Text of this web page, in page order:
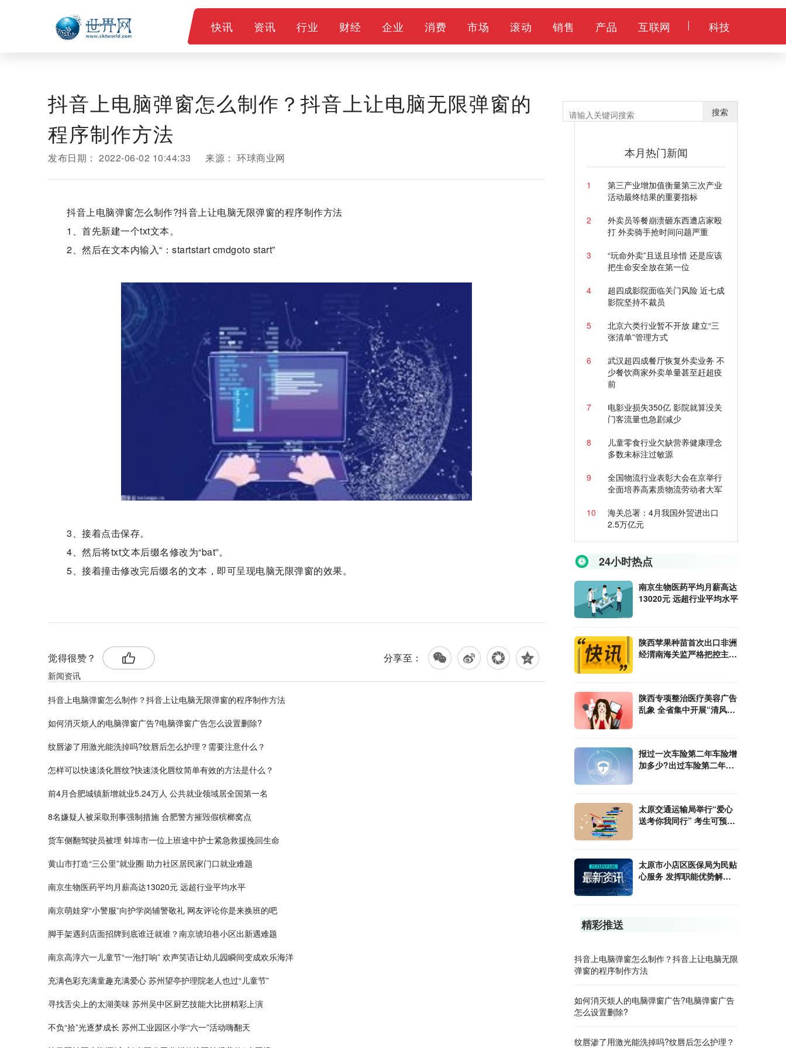
快讯 资讯 行业 财经 企业 消费 市场 滚动 销售 产品 互联网 科技
抖音上电脑弹窗怎么制作？抖音上让电脑无限弹窗的
程序制作方法
发布日期： 2022-06-02 10:44:33 来源： 环球商业网
抖音上电脑弹窗怎么制作?抖音上让电脑无限弹窗的程序制作方法
1、首先新建一个txt文本。
2、然后在文本内输入“：startstart cmdgoto start”
3、接着点击保存。
4、然后将txt文本后缀名修改为“bat”。
5、接着撞击修改完后缀名的文本，即可呈现电脑无限弹窗的效果。
觉得很赞？ 分享至：
新闻资讯
抖音上电脑弹窗怎么制作？抖音上让电脑无限弹窗的程序制作方法
如何消灭烦人的电脑弹窗广告?电脑弹窗广告怎么设置删除?
纹唇渗了用激光能洗掉吗?纹唇后怎么护理？需要注意什么？
怎样可以快速淡化唇纹?快速淡化唇纹简单有效的方法是什么？
前4月合肥城镇新增就业5.24万人 公共就业领域居全国第一名
8名嫌疑人被采取刑事强制措施 合肥警方摧毁假槟榔窝点
货车侧翻驾驶员被埋 蚌埠市一位上班途中护士紧急救援挽回生命
黄山市打造“三公里”就业圈 助力社区居民家门口就业难题
南京生物医药平均月薪高达13020元 远超行业平均水平
南京萌娃穿“小警服”向护学岗辅警敬礼 网友评论你是来换班的吧
脚手架遇到店面招牌到底谁迁就谁？南京琥珀巷小区出新遇难题
南京高淳六一儿童节“一泡打响” 欢声笑语让幼儿园瞬间变成欢乐海洋
充满色彩充满童趣充满爱心 苏州望亭护理院老人也过“儿童节”
寻找舌尖上的太湖美味 苏州吴中区厨艺技能大比拼精彩上演
不负“拾”光逐梦成长 苏州工业园区小学“六一”活动嗨翻天
搜索
本月热门新闻
1
第三产业增加值衡量第三次产业
活动最终结果的重要指标
2
外卖员等餐崩溃砸东西遭店家殴
打 外卖骑手抢时间问题严重
3
“玩命外卖”且送且珍惜 还是应该
把生命安全放在第一位
4
超四成影院面临关门风险 近七成
影院坚持不裁员
5
北京六类行业暂不开放 建立“三
张清单”管理方式
6
武汉超四成餐厅恢复外卖业务 不
少餐饮商家外卖单量甚至赶超疫
前
7
电影业损失350亿 影院就算没关
门客流量也急剧减少
8
儿童零食行业欠缺营养健康理念
多数未标注过敏源
9
全国物流行业表彰大会在京举行
全面培养高素质物流劳动者大军
10
海关总署：4月我国外贸进出口
2.5万亿元
24小时热点
南京生物医药平均月薪高达
13020元 远超行业平均水平
陕西苹果种苗首次出口非洲
经渭南海关监严格把控主动
陕西专项整治医疗美容广告
乱象 全省集中开展“清风行
报过一次车险第二年车险增
加多少?出过车险第二年会
太原交通运输局举行“爱心
送考你我同行” 考生可预约
太原市小店区医保局为民贴
心服务 发挥职能优势解答
精彩推送
抖音上电脑弹窗怎么制作？抖音上让电脑无限
弹窗的程序制作方法
如何消灭烦人的电脑弹窗广告?电脑弹窗广告
怎么设置删除?
纹唇渗了用激光能洗掉吗?纹唇后怎么护理？